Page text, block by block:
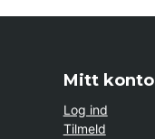
Mitt konto
Log ind
Tilmeld